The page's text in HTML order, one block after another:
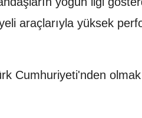
araçlarıyla yüksek
Cumhuriyeti'nden